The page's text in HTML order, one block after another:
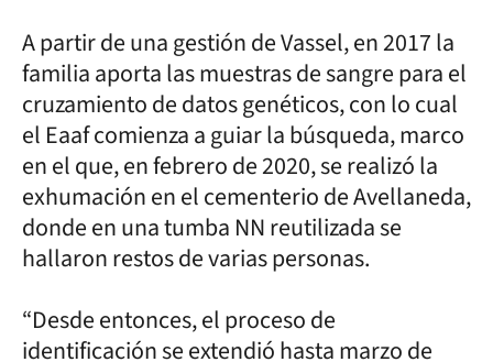
A partir de una gestión de Vassel, en 2017 la
familia aporta las muestras de sangre para el
cruzamiento de datos genéticos, con lo cual
el Eaaf comienza a guiar la búsqueda, marco
en el que, en febrero de 2020, se realizó la
exhumación en el cementerio de Avellaneda,
donde en una tumba NN reutilizada se
hallaron restos de varias personas.
“Desde entonces, el proceso de
identificación se extendió hasta marzo de